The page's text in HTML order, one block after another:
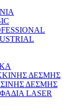
ΔΕΣΜΗΣ
ΔΕΣΜΗΣ
LASER